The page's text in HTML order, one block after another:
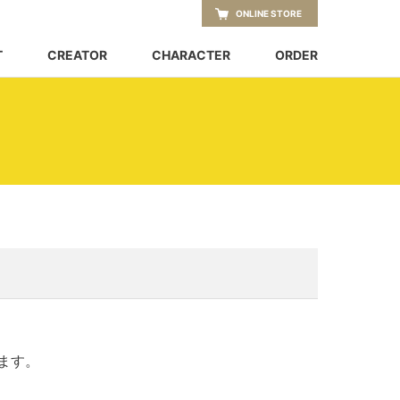
CREATOR CHARACTER ORDER
ONLINE STORE
。